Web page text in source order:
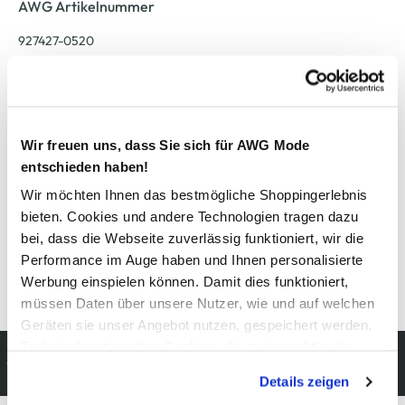
Wir freuen uns, dass Sie sich für AWG Mode
entschieden haben!
Wir möchten Ihnen das bestmögliche Shoppingerlebnis
bieten. Cookies und andere Technologien tragen dazu
bei, dass die Webseite zuverlässig funktioniert, wir die
Performance im Auge haben und Ihnen personalisierte
Werbung einspielen können. Damit dies funktioniert,
müssen Daten über unsere Nutzer, wie und auf welchen
Geräten sie unser Angebot nutzen, gespeichert werden.
werden, werden bei der Nutzung der Webseite auf jeden
Details zeigen
AWG Artikelnummer
927427-0520
Details zur Produktsicherheit anzeigen